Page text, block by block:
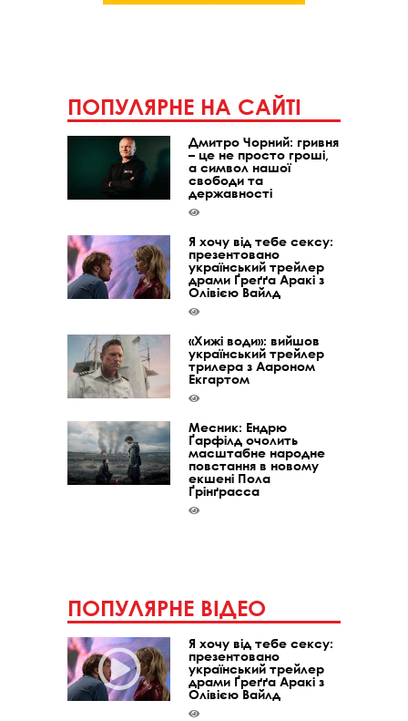
ПОПУЛЯРНЕ НА САЙТІ
Дмитро Чорний: гривня
– це не просто гроші,
а символ нашої
свободи та
державності
Я хочу від тебе сексу:
презентовано
український трейлер
драми Ґреґґа Аракі з
Олівією Вайлд
«Хижі води»: вийшов
український трейлер
трилера з Аароном
Екгартом
Месник: Ендрю
Ґарфілд очолить
масштабне народне
повстання в новому
екшені Пола
Ґрінґрасса
ПОПУЛЯРНЕ ВІДЕО
Я хочу від тебе сексу:
презентовано
український трейлер
драми Ґреґґа Аракі з
Олівією Вайлд